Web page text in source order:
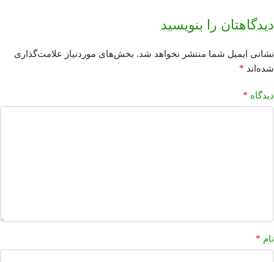
دیدگاهتان را بنویسید
نشانی ایمیل شما منتشر نخواهد شد. بخش‌های موردنیاز علامت‌گذاری
شده‌اند *
دیدگاه *
نام *